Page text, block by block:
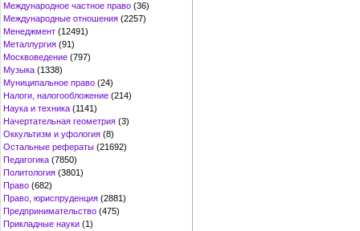
Международное частное право (36)
Международные отношения (2257)
Менеджмент (12491)
Металлургия (91)
Москвоведение (797)
Музыка (1338)
Муниципальное право (24)
Налоги, налогообложение (214)
Наука и техника (1141)
Начертательная геометрия (3)
Оккультизм и уфология (8)
Остальные рефераты (21692)
Педагогика (7850)
Политология (3801)
Право (682)
Право, юриспруденция (2881)
Предпринимательство (475)
Прикладные науки (1)